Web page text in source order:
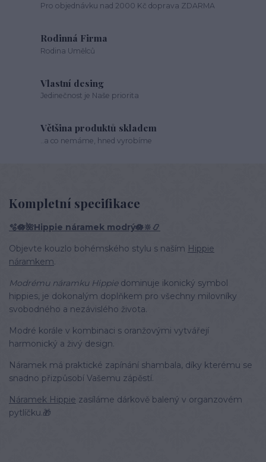
Pro objednávku nad 2000 Kč doprava ZDARMA
Rodinná Firma
Rodina Umělců
Vlastní desing
Jedinečnost je Naše priorita
Většina produktů skladem
..a co nemáme, hned vyrobíme
Kompletní specifikace
🫧🪷🌺Hippie náramek modrý🪷🔆📿
Objevte kouzlo bohémského stylu s naším Hippie
náramkem.
Modrému náramku Hippiedominuje ikonický symbol
hippies, je dokonalým doplňkem pro všechny milovníky
svobodného a nezávislého života.
Modré korále v kombinaci s oranžovými vytvářejí
harmonický a živý design.
Náramek má praktické zapínání shambala, díky kterému se
snadno přizpůsobí Vašemu zápěstí.
Náramek Hippie zasíláme dárkově balený v organzovém
pytlíčku.🎁